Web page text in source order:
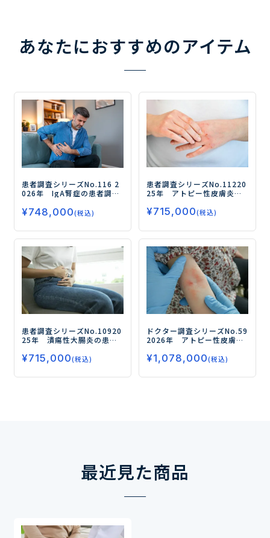
あなたにおすすめのアイテム
患者調査シリーズNo.116 2
026年 IgA腎症の患者調査
ンメットニーズを調査・分
析／治療に求められるのは
長期的な進行抑制・腎保護
効果ー
¥748,000(税込)
患者調査シリーズNo.11220
25年 アトピー性皮膚炎の
学的製剤の治療実態を調査
／いずれも使用経験者は1割
程度ー
¥715,000(税込)
患者調査シリーズNo.10920
25年 潰瘍性大腸炎の患者
態と今後の薬物治療に対す
るニーズを探るー
¥715,000(税込)
ドクター調査シリーズNo.59
2026年 アトピー性皮膚炎
身療法（生物学的製剤/JAK
阻害薬）の治療実態・評
価、開発薬のニーズを徹底
¥1,078,000(税込)
最近見た商品